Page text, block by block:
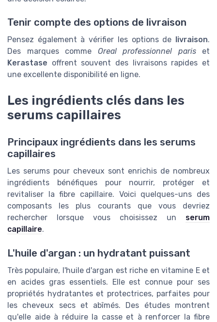
Tenir compte des options de livraison
Pensez également à vérifier les options de livraison.
Des marques comme Oreal professionnel pariset
Kerastase offrent souvent des livraisons rapides et
une excellente disponibilité en ligne.
Les ingrédients clés dans les
serums capillaires
Principaux ingrédients dans les serums
capillaires
Les serums pour cheveux sont enrichis de nombreux
ingrédients bénéfiques pour nourrir, protéger et
revitaliser la fibre capillaire. Voici quelques-uns des
composants les plus courants que vous devriez
rechercher lorsque vous choisissez un serum
capillaire.
L'huile d'argan : un hydratant puissant
Très populaire, l'huile d'argan est riche en vitamine E et
en acides gras essentiels. Elle est connue pour ses
propriétés hydratantes et protectrices, parfaites pour
les cheveux secs et abîmés. Des études montrent
qu'elle aide à réduire la casse et à renforcer la fibre